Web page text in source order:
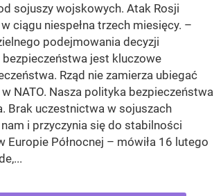
sojuszy wojskowych. Atak Rosji
ciągu niespełna trzech miesięcy. –
podejmowania decyzji
jest kluczowe
Rząd nie zamierza ubiegać
NATO. Nasza polityka bezpieczeństwa
Brak uczestnictwa w sojuszach
i przyczynia się do stabilności
Europie Północnej – mówiła 16 lutego